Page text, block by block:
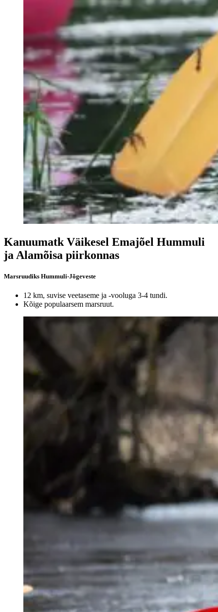
Kanuumatk Väikesel Emajõel Hummuli
ja Alamõisa piirkonnas
Marsruudiks Hummuli-Jõgeveste
12 km, suvise veetaseme ja -vooluga 3-4 tundi.
Kõige populaarsem marsruut.